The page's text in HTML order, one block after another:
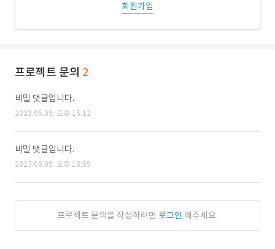
회원가입
프로젝트 문의 2
비밀 댓글입니다.
2023.06.09. 오후 15:12
비밀 댓글입니다.
2023.06.09. 오후 18:59
프로젝트 문의를 작성하려면 로그인 해주세요.